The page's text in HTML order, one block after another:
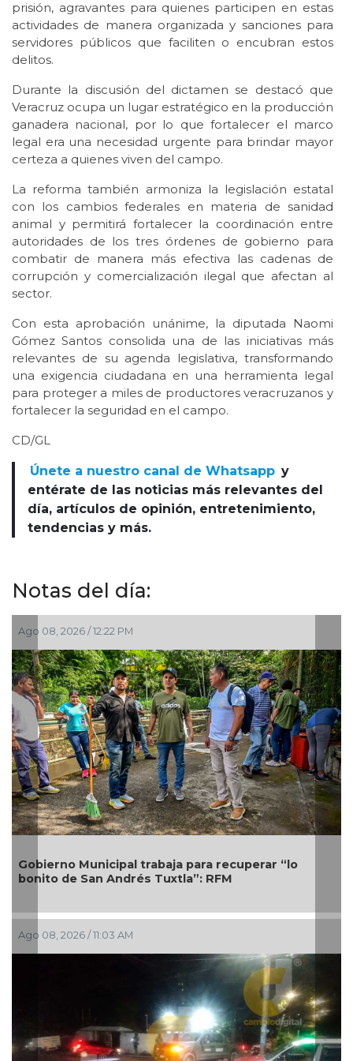
prisión, agravantes para quienes participen en estas
actividades de manera organizada y sanciones para
servidores públicos que faciliten o encubran estos
delitos.
Durante la discusión del dictamen se destacó que
Veracruz ocupa un lugar estratégico en la producción
ganadera nacional, por lo que fortalecer el marco
legal era una necesidad urgente para brindar mayor
certeza a quienes viven del campo.
La reforma también armoniza la legislación estatal
con los cambios federales en materia de sanidad
animal y permitirá fortalecer la coordinación entre
autoridades de los tres órdenes de gobierno para
combatir de manera más efectiva las cadenas de
corrupción y comercialización ilegal que afectan al
sector.
Con esta aprobación unánime, la diputada Naomi
Gómez Santos consolida una de las iniciativas más
relevantes de su agenda legislativa, transformando
una exigencia ciudadana en una herramienta legal
para proteger a miles de productores veracruzanos y
fortalecer la seguridad en el campo.
CD/GL
Únete a nuestro canal de Whatsapp y
entérate de las noticias más relevantes del
día, artículos de opinión, entretenimiento,
tendencias y más.
Notas del día:
2026 / 12:22 PM
Municipal trabaja para recuperar “lo
de San Andrés Tuxtla”: RFM
2026 / 11:03 AM
Digital 👍🏻